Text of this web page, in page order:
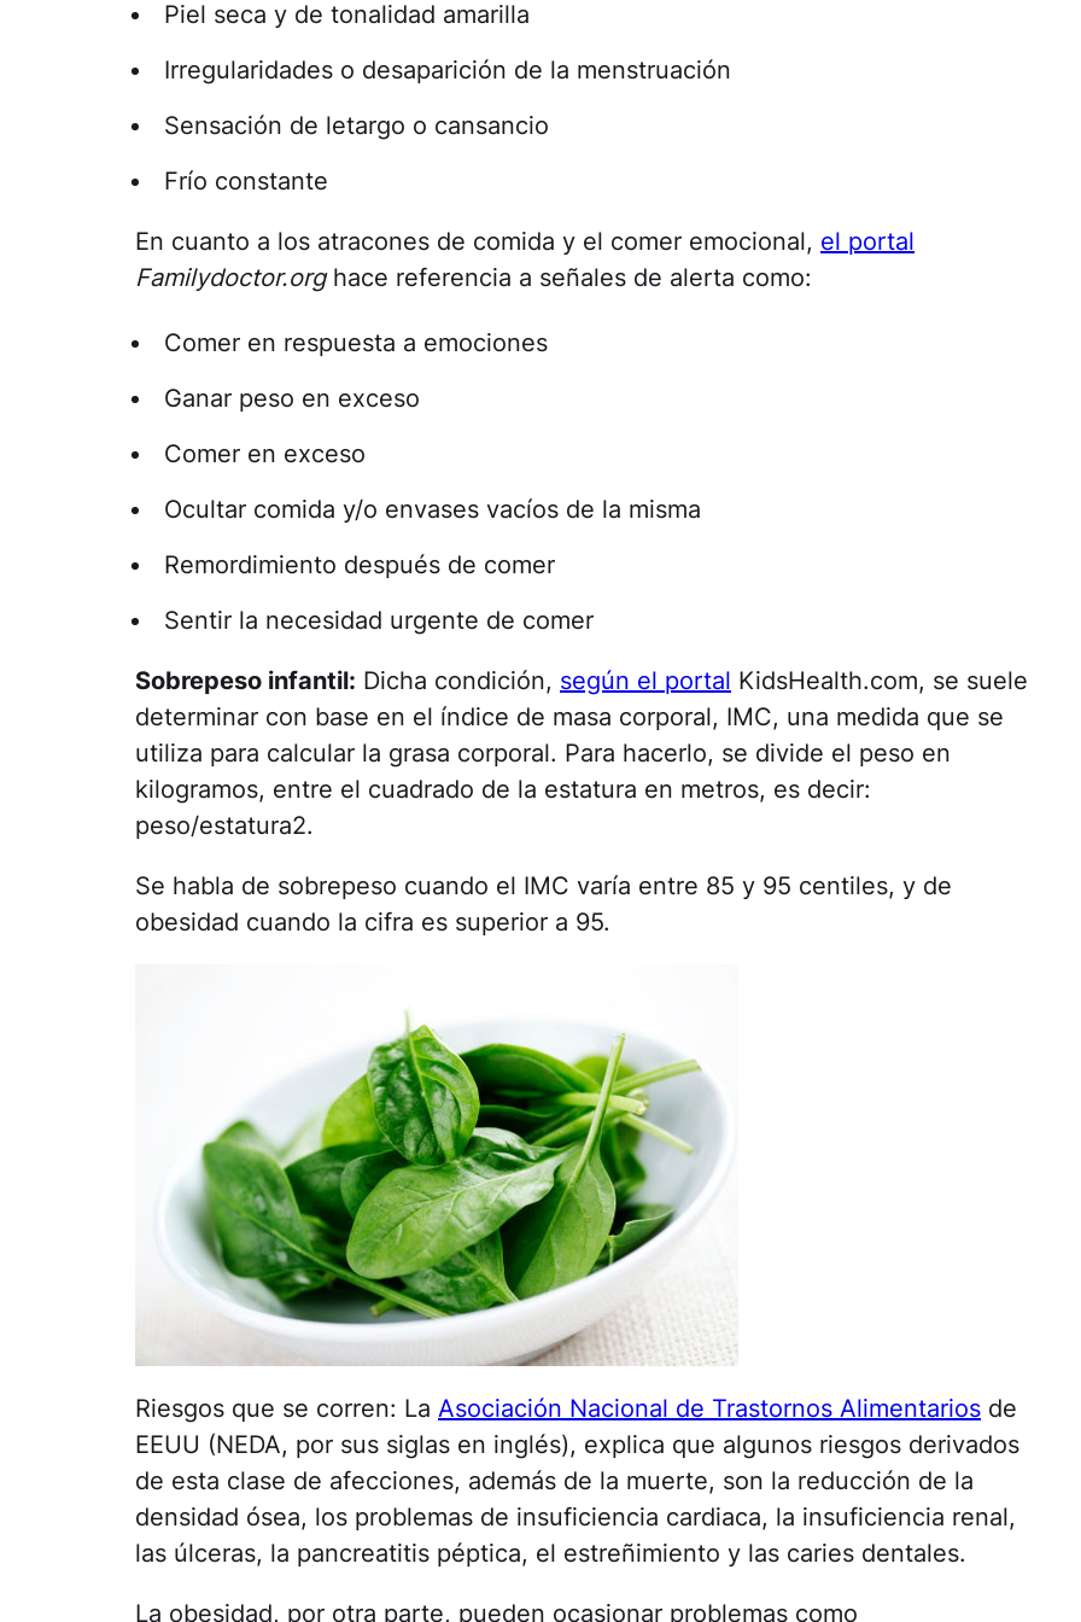
Piel seca y de tonalidad amarilla
Irregularidades o desaparición de la menstruación
Sensación de letargo o cansancio
Frío constante
En cuanto a los atracones de comida y el comer emocional, el portal
Familydoctor.orghace referencia a señales de alerta como:
Comer en respuesta a emociones
Ganar peso en exceso
Comer en exceso
Ocultar comida y/o envases vacíos de la misma
Remordimiento después de comer
Sentir la necesidad urgente de comer
Sobrepeso infantil: Dicha condición, según el portal KidsHealth.com, se suele
determinar con base en el índice de masa corporal, IMC, una medida que se
utiliza para calcular la grasa corporal. Para hacerlo, se divide el peso en
kilogramos, entre el cuadrado de la estatura en metros, es decir:
peso/estatura2.
Se habla de sobrepeso cuando el IMC varía entre 85 y 95 centiles, y de
obesidad cuando la cifra es superior a 95.
Riesgos que se corren: La Asociación Nacional de Trastornos Alimentarios de
EEUU (NEDA, por sus siglas en inglés), explica que algunos riesgos derivados
de esta clase de afecciones, además de la muerte, son la reducción de la
densidad ósea, los problemas de insuficiencia cardiaca, la insuficiencia renal,
las úlceras, la pancreatitis péptica, el estreñimiento y las caries dentales.
La obesidad, por otra parte, pueden ocasionar problemas como